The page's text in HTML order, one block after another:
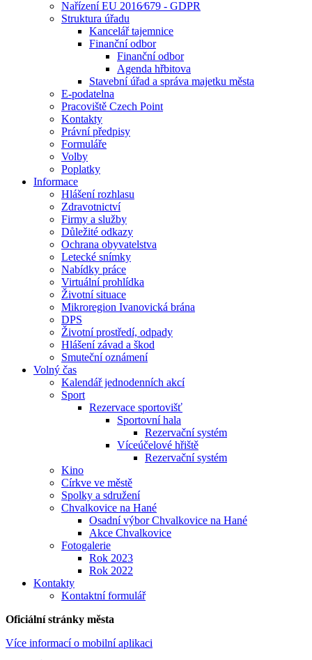
Nařízení EU 2016⁄679 - GDPR
Struktura úřadu
Kancelář tajemnice
Finanční odbor
Finanční odbor
Agenda hřbitova
Stavební úřad a správa majetku města
E-podatelna
Pracoviště Czech Point
Kontakty
Právní předpisy
Formuláře
Volby
Poplatky
Informace
Hlášení rozhlasu
Zdravotnictví
Firmy a služby
Důležité odkazy
Ochrana obyvatelstva
Letecké snímky
Nabídky práce
Virtuální prohlídka
Životní situace
Mikroregion Ivanovická brána
DPS
Životní prostředí, odpady
Hlášení závad a škod
Smuteční oznámení
Volný čas
Kalendář jednodenních akcí
Sport
Rezervace sportovišť
Sportovní hala
Rezervační systém
Víceúčelové hřiště
Rezervační systém
Kino
Církve ve městě
Spolky a sdružení
Chvalkovice na Hané
Osadní výbor Chvalkovice na Hané
Akce Chvalkovice
Fotogalerie
Rok 2023
Rok 2022
Kontakty
Kontaktní formulář
Oficiální stránky města
Více informací o mobilní aplikaci